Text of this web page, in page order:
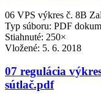
06 VPS výkres č. 8B
Typ súboru: PDF
Stiahnuté: 250×
Vložené: 5. 6. 2018
07 regulácia
sútlač.pdf